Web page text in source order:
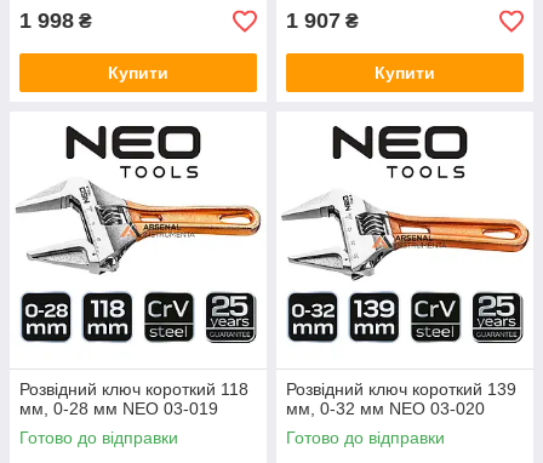
1 998 ₴
Купити
1 907 ₴
Купити
Розвідний ключ короткий 118
мм, 0-28 мм NEO 03-019
Готово до відправки
Розвідний ключ короткий 139
мм, 0-32 мм NEO 03-020
Готово до відправки